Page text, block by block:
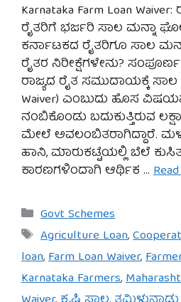
Karnataka Farm Loan
ರೈತರಿಗೆ ಭರ್ಜರಿ ಸಾಲ ಮನ್ನಾ
ಕರ್ನಾಟಕದ ರೈತರಿಗೂ ಸಾಲ
ರೈತರ ನಿರೀಕ್ಷೆಗಳೇನು?
ರಾಜ್ಯದ ರೈತ ಸಮುದಾಯಕ್ಕೆ ಸಾಲ
Waiver) ಎಂಬುದು ಹೊಸ
ನಂಬಿಕೊಂಡು ಬದುಕುತ್ತಿರುವ
ಮೇಲೆ ಅವಲಂಬಿತರಾಗಿದ್ದಾರೆ.
ಹಾನಿ, ಮಾರುಕಟ್ಟೆಯಲ್ಲಿ ಬೆಲೆ
ಕಾರಣಗಳಿಂದಾಗಿ ಆರ್ಥಿಕ …
Categories
Govt Schemes
Tags
Agriculture Loan,
loan,Farm Loan Waiver,
Karnataka Farmers,